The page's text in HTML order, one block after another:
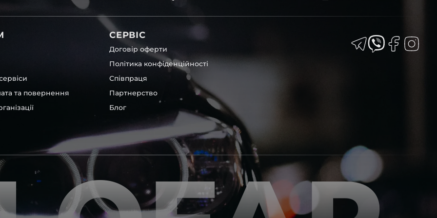
для Audi , у нас є
та унікальні.
офісі та оптовому
– на всіх
– для швидкої
будь-які
і пару чи комплект.
та повернення
СЕРВІС
Договір оферти
Політика конфіденційності
Співпраця
Партнерство
Блог